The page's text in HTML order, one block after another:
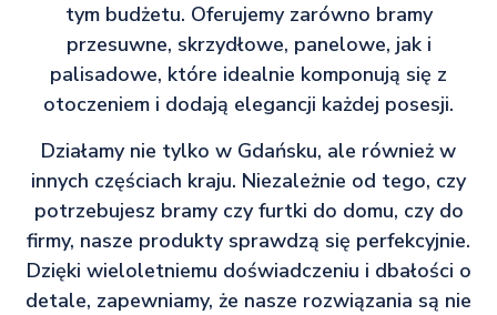
tym budżetu. Oferujemy zarówno bramy
przesuwne, skrzydłowe, panelowe, jak i
palisadowe, które idealnie komponują się z
otoczeniem i dodają elegancji każdej posesji.
Działamy nie tylko w Gdańsku, ale również w
innych częściach kraju. Niezależnie od tego, czy
potrzebujesz bramy czy furtki do domu, czy do
firmy, nasze produkty sprawdzą się perfekcyjnie.
Dzięki wieloletniemu doświadczeniu i dbałości o
detale, zapewniamy, że nasze rozwiązania są nie